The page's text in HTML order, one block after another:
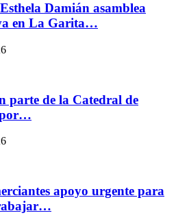
Damián asamblea
en La Garita…
parte de la Catedral de
por…
apoyo urgente para